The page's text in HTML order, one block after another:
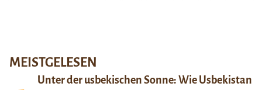
MEISTGELESEN
Unter der usbekischen Sonne: Wie Usbekistan